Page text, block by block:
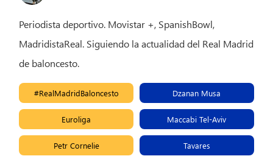
Periodista deportivo. Movistar +, SpanishBowl,
MadridistaReal. Siguiendo la actualidad del Real Madrid
de baloncesto.
#RealMadridBaloncesto Dzanan Musa
Euroliga Maccabi Tel-Aviv
Petr Cornelie Tavares